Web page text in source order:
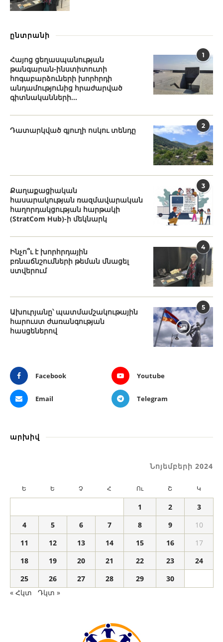
ընտրանի
1
Հայոց ցեղասպանության
թանգարան-ինստիտուտի
հոգաբարձուների խորհրդի
անդամությունից հրաժարված
գիտնականների...
2
Դատարկված գյուղի ոսկու տենդը
3
Քաղաքացիական
հասարակության ռազմավարական
հաղորդակցության հարթակի
(StratCom Hub)-ի մեկնարկ
4
Ինչո՞ւ է խորհրդային
բռնաճնշումների թեման մնացել
ստվերում
5
Ախուրյանը՝ պատմամշակութային
հարուստ ժառանգության
հասցեներով
Facebook Youtube
Email Telegram
արխիվ
Նոյեմբերի 2024
Ե Ե Չ Հ Ու Շ Կ
1 2
3
4
5 6 7 8 9
10
11
12 13 14 15 16
17
18
19 20 21 22 23
24
25
26 27 28 29
30
« Հկտ
Դկտ »